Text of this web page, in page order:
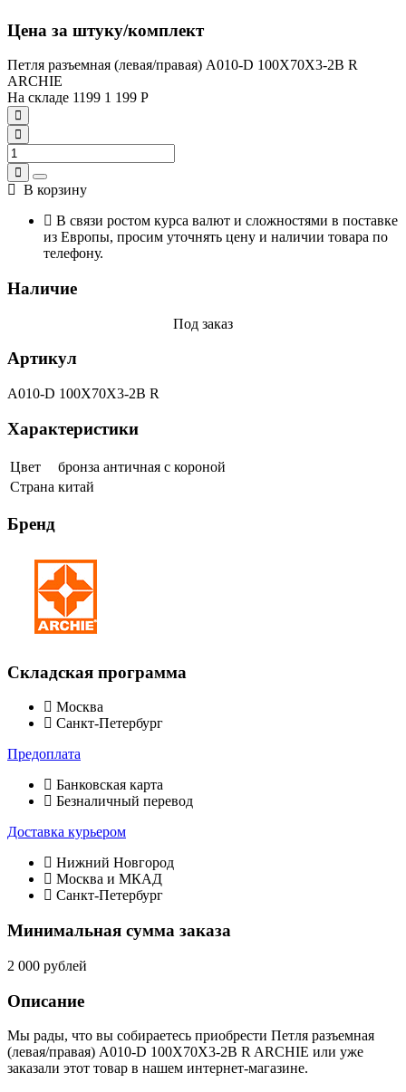
Цена за штуку/комплект
Петля разъемная (левая/правая) A010-D 100X70X3-2B R
ARCHIE
На складе 1199 1 199 Р
В корзину
В связи ростом курса валют и сложностями в поставке
из Европы, просим уточнять цену и наличии товара по
телефону.
Наличие
Под заказ
Артикул
A010-D 100X70X3-2B R
Характеристики
Цвет
бронза античная с короной
Страна китай
Бренд
Складская программа
Москва
Санкт-Петербург
Предоплата
Банковская карта
Безналичный перевод
Доставка курьером
Нижний Новгород
Москва и МКАД
Санкт-Петербург
Минимальная сумма заказа
2 000 рублей
Описание
Мы рады, что вы собираетесь приобрести Петля разъемная
(левая/правая) A010-D 100X70X3-2B R ARCHIE или уже
заказали этот товар в нашем интернет-магазине.